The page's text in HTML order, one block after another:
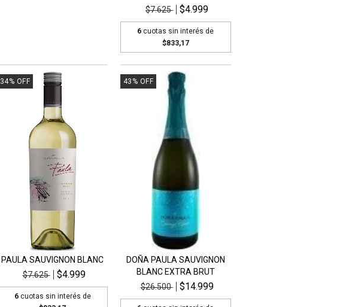
$7.625
$4.999
6 cuotas sin interés de
$833,17
34% OFF
PAULA SAUVIGNON BLANC
$7.625
$4.999
6 cuotas sin interés de
43 % OFF
DOÑA PAULA SAUVIGNON
BLANC EXTRA BRUT
$26.500
$14.999